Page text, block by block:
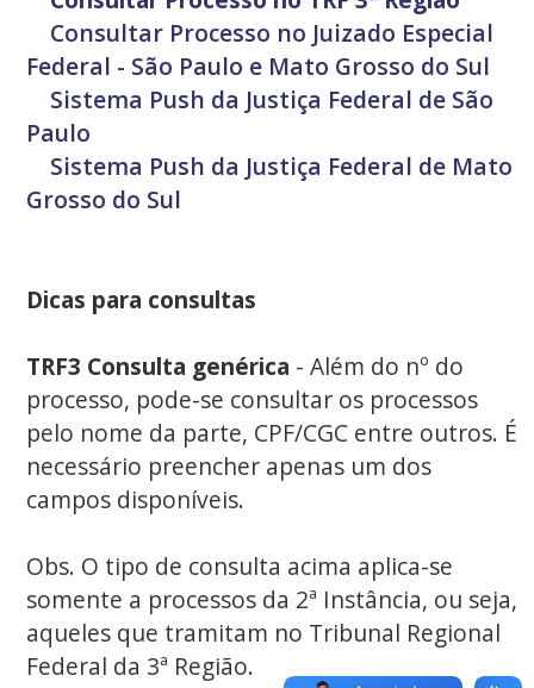
Consultar Processo no Juizado Especial
Federal - São Paulo e Mato Grosso do Sul
Sistema Push da Justiça Federal de São
Paulo
Sistema Push da Justiça Federal de Mato
Grosso do Sul
Dicas para consultas
TRF3 Consulta genérica - Além do nº do
processo, pode-se consultar os processos
pelo nome da parte, CPF/CGC entre outros. É
necessário preencher apenas um dos
campos disponíveis.
Obs. O tipo de consulta acima aplica-se
somente a processos da 2ª Instância, ou seja,
aqueles que tramitam no Tribunal Regional
Federal da 3ª Região.